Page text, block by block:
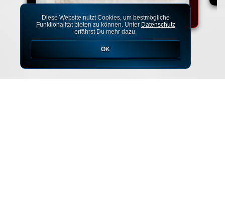
Diese Website nutzt Cookies, um bestmögliche
Funktionalität bieten zu können. Unter Datenschutz
erfährst Du mehr dazu.
OK